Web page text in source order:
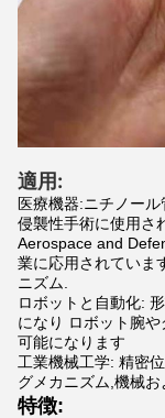
適用:
医療機器:ニチノー
侵襲性手術に使用さ
Aerospace and
業に応用されていま
ニズム.
ロボットと自動化:
になり ロボット腕
可能になります
工業機械工学: 精密
グメカニズム,機械
特徴: